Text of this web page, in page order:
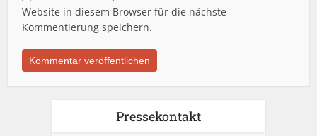
Website in diesem Browser für die nächste
Kommentierung speichern.
Pressekontakt